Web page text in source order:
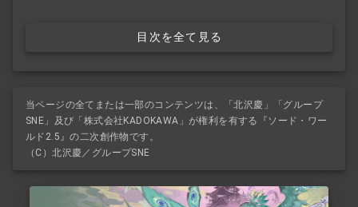
目次を全て見る
当ページの全てまたは一部のコンテンツは、「北沢慶」「グループ
SNE」及び「株式会社KADOKAWA」が権利を有する『ソード・ワー
ルド2.5』の二次創作物です。
（C）北沢慶／グループSNE